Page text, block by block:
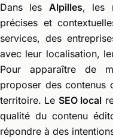
Dans les Alpilles, les
précises et
services, des
avec leur localisation,
Pour apparaître de
proposer des contenus
territoire. Le SEO local
qualité du contenu
répondre à des